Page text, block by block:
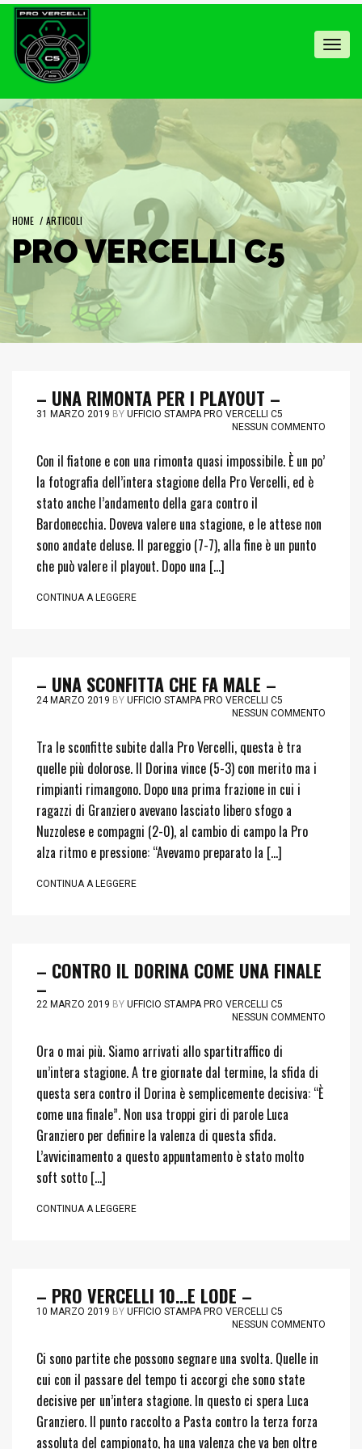
HOME / ARTICOLI
PRO VERCELLI C5
– UNA RIMONTA PER I PLAYOUT –
31 MARZO 2019 BY UFFICIO STAMPA PRO VERCELLI C5
NESSUN COMMENTO
Con il fiatone e con una rimonta quasi impossibile. È un po’
la fotografia dell’intera stagione della Pro Vercelli, ed è
stato anche l’andamento della gara contro il
Bardonecchia. Doveva valere una stagione, e le attese non
sono andate deluse. Il pareggio (7-7), alla fine è un punto
che può valere il playout. Dopo una […]
CONTINUA A LEGGERE
– UNA SCONFITTA CHE FA MALE –
24 MARZO 2019 BY UFFICIO STAMPA PRO VERCELLI C5
NESSUN COMMENTO
Tra le sconfitte subite dalla Pro Vercelli, questa è tra
quelle più dolorose. Il Dorina vince (5-3) con merito ma i
rimpianti rimangono. Dopo una prima frazione in cui i
ragazzi di Granziero avevano lasciato libero sfogo a
Nuzzolese e compagni (2-0), al cambio di campo la Pro
alza ritmo e pressione: “Avevamo preparato la […]
CONTINUA A LEGGERE
– CONTRO IL DORINA COME UNA FINALE
–
22 MARZO 2019 BY UFFICIO STAMPA PRO VERCELLI C5
NESSUN COMMENTO
Ora o mai più. Siamo arrivati allo spartitraffico di
un’intera stagione. A tre giornate dal termine, la sfida di
questa sera contro il Dorina è semplicemente decisiva: “È
come una finale”. Non usa troppi giri di parole Luca
Granziero per definire la valenza di questa sfida.
L’avvicinamento a questo appuntamento è stato molto
soft sotto […]
CONTINUA A LEGGERE
– PRO VERCELLI 10…E LODE –
10 MARZO 2019 BY UFFICIO STAMPA PRO VERCELLI C5
NESSUN COMMENTO
Ci sono partite che possono segnare una svolta. Quelle in
cui con il passare del tempo ti accorgi che sono state
decisive per un’intera stagione. In questo ci spera Luca
Granziero. Il punto raccolto a Pasta contro la terza forza
assoluta del campionato, ha una valenza che va ben oltre